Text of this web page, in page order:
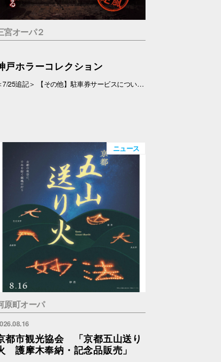
宮オーパ２
戸ホラーコレクション
＜7/25追記＞ 【その他】駐車券サービスについて、 対象外となっておりましたが、7/26(日)より、対象とさせていただきます。 ＜7/19追記＞ お化け屋敷の制作・プロデュース#エスプランニング が手掛ける本格お化け屋敷。 このお化け屋敷の主人公はあなたです。足を踏み入れてはいけない村に迷い込んだあなたの運命は…繋がる４つのストーリー 1.ルーム型「タブー」 友達を探している最中に、見つけた村を訪れたあなたの運命は…歩き回らないルーム型お化け屋敷です。狭い部屋内で繰り広げられる数々の恐怖体験… 2.暗闇型「ダークネス」 逃げた場所は、何も見えない闇… だが確実にあの化け物は私を追ってきている。手の感触を頼りに暗闇の中を進んで行く。暗闇に潜む化け物とは… 3.ウォークスルー型「ヴィレッジ」 暗闇を抜けてもまだ家の中だった…この家から外に出ろ！歩いて回る王道のお化け屋敷。とにかく前へ進み続けるしかない。 4.サウンド型「ドールズ」 私はあの化け物に見つからないように隠れた。私を探しているのは、あの化け物だけではない。ヘッドフォンだけで聞く恐怖。 【日程】 7/11(土)・7/12(日)、7/18(土)～9/23(水・祝) 【時間】 11:00～20:00(最終受付 19:30) 【場所】 5F 特設会場 【料金】 １.タブー 税込1,200円 ２.ダークネス 税込1,200円 ３.ヴィレッジ 税込1,500円 ４.ドールズ 税込1,200円 １～４セット券 税込4,500円 【その他】 ・入場券は会場のみでの販売となります。 ・お支払いは現金・PayPay（但しPayPayは7/18以降対応可能見込み） ・6才未満のお子さま、妊婦の方、アルコールを摂取されてる方は入場はご遠慮下さい。 ・駐車券サービスは対象外とさせていただきます。➡※7/26(日)より、対象となりました。
ニュース
原町オーパ
都市観光協会 「京都五山送り
護摩木奉納・記念品販売」